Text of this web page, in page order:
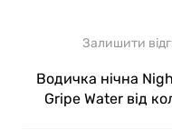
Залишити
Водичка нічна
Gripe Water від